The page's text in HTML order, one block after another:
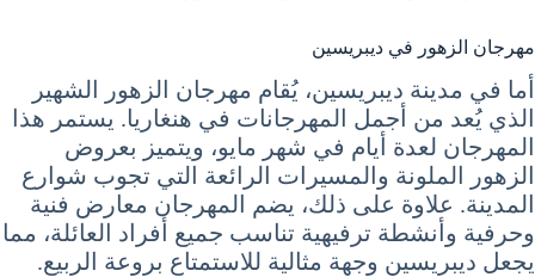
مهرجان الزهور في ديبريسين
أما في مدينة ديبريسين، يُقام مهرجان الزهور الشهير
الذي يُعد من أجمل المهرجانات في هنغاريا. يستمر هذا
المهرجان لعدة أيام في شهر مايو، ويتميز بعروض
الزهور الملونة والمسيرات الرائعة التي تجوب شوارع
المدينة. علاوة على ذلك، يضم المهرجان معارض فنية
وحرفية وأنشطة ترفيهية تناسب جميع أفراد العائلة، مما
يجعل ديبريسين وجهة مثالية للاستمتاع بروعة الربيع.